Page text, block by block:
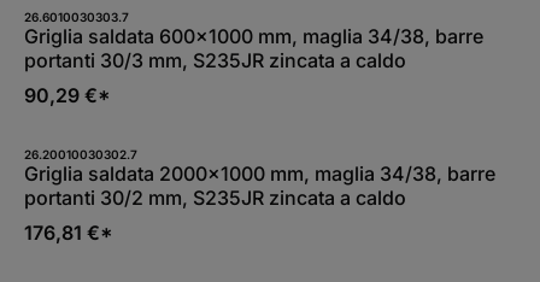
26.6010030303.7
Griglia saldata 600x1000 mm, maglia 34/38, barre
portanti 30/3 mm, S235JR zincata a caldo
90,29 €*
26.20010030302.7
Griglia saldata 2000x1000 mm, maglia 34/38, barre
portanti 30/2 mm, S235JR zincata a caldo
176,81 €*